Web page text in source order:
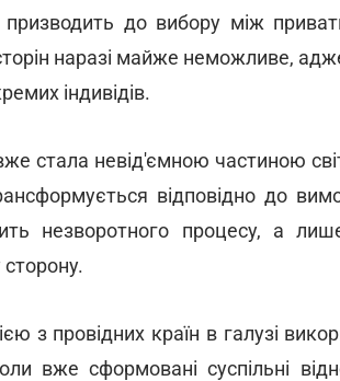
призводить до вибору між
наразі майже неможливе,
індивідів.
стала невід'ємною частиною
відповідно до
незворотного процесу, а
з провідних країн в галузі
вже сформовані суспільні